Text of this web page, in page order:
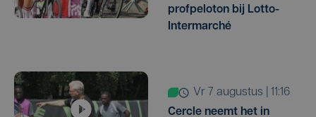
profpeloton bij Lotto-
Intermarché
vr 7 augustus | 11:16
Cercle neemt het in